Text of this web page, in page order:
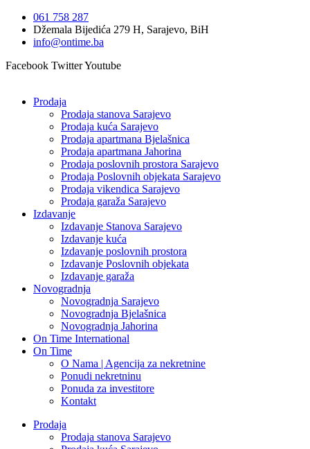
sadržaj
061 758 287
Džemala Bijedića 279 H, Sarajevo, BiH
info@ontime.ba
Facebook TwitterYoutube
Prodaja
Prodaja stanova Sarajevo
Prodaja kuća Sarajevo
Prodaja apartmana Bjelašnica
Prodaja apartmana Jahorina
Prodaja poslovnih prostora Sarajevo
Prodaja Poslovnih objekata Sarajevo
Prodaja vikendica Sarajevo
Prodaja garaža Sarajevo
Izdavanje
Izdavanje Stanova Sarajevo
Izdavanje kuća
Izdavanje poslovnih prostora
Izdavanje Poslovnih objekata
Izdavanje garaža
Novogradnja
Novogradnja Sarajevo
Novogradnja Bjelašnica
Novogradnja Jahorina
On Time International
On Time
O Nama | Agencija za nekretnine
Ponudi nekretninu
Ponuda za investitore
Kontakt
Prodaja
Prodaja stanova Sarajevo